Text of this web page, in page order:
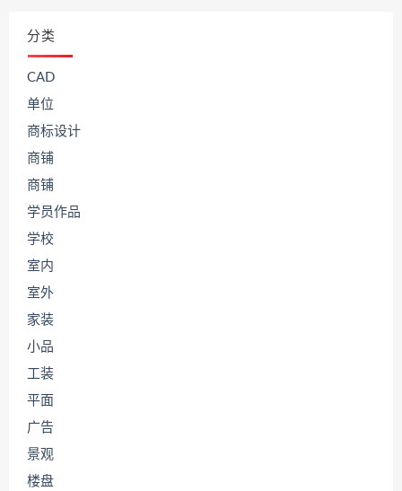
分类
CAD
单位
商标设计
商铺
商铺
学员作品
学校
室内
室外
家装
小品
工装
平面
广告
景观
楼盘